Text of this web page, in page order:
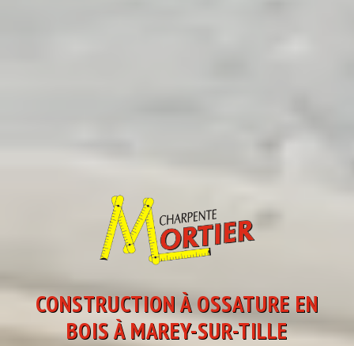
CONSTRUCTION À OSSATURE EN
BOIS À MAREY-SUR-TILLE